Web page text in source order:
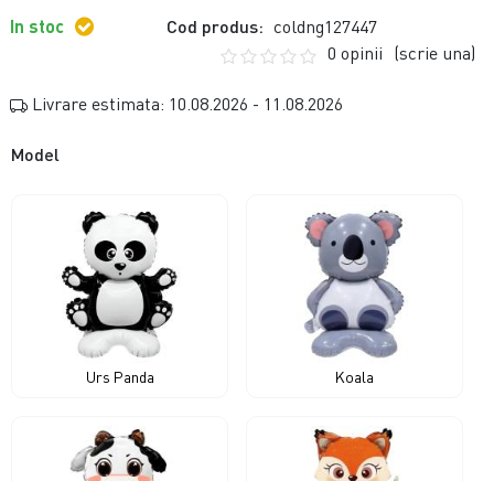
In stoc Cod produs: coldng127447
0 opinii (scrie una)
Livrare estimata: 10.08.2026 - 11.08.2026
Model
Urs Panda Koala